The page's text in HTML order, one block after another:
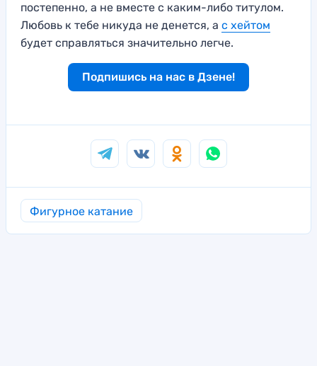
постепенно, а не вместе с каким-либо титулом.
Любовь к тебе никуда не денется, а с хейтом
будет справляться значительно легче.
Подпишись на нас в Дзене!
Фигурное катание